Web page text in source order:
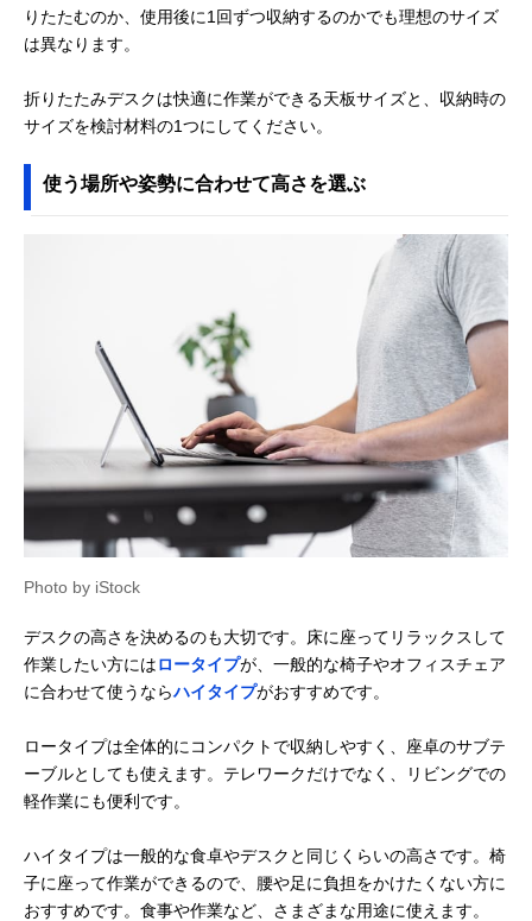
りたたむのか、使用後に1回ずつ収納するのかでも理想のサイズ
は異なります。
折りたたみデスクは快適に作業ができる天板サイズと、収納時の
サイズを検討材料の1つにしてください。
使う場所や姿勢に合わせて高さを選ぶ
Photo by iStock
デスクの高さを決めるのも大切です。床に座ってリラックスして
作業したい方にはロータイプが、一般的な椅子やオフィスチェア
に合わせて使うならハイタイプがおすすめです。
ロータイプは全体的にコンパクトで収納しやすく、座卓のサブテ
ーブルとしても使えます。テレワークだけでなく、リビングでの
軽作業にも便利です。
ハイタイプは一般的な食卓やデスクと同じくらいの高さです。椅
子に座って作業ができるので、腰や足に負担をかけたくない方に
おすすめです。食事や作業など、さまざまな用途に使えます。